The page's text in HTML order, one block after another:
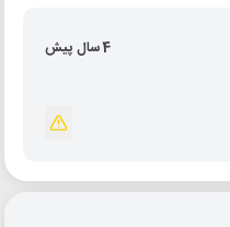
4 سال پیش